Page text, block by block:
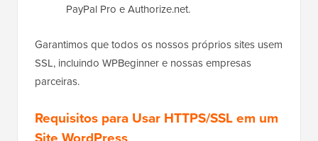
PayPal Pro e Authorize.net.
Garantimos que todos os nossos próprios sites usem
SSL, incluindo WPBeginner e nossas empresas
parceiras.
Requisitos para Usar HTTPS/SSL em um